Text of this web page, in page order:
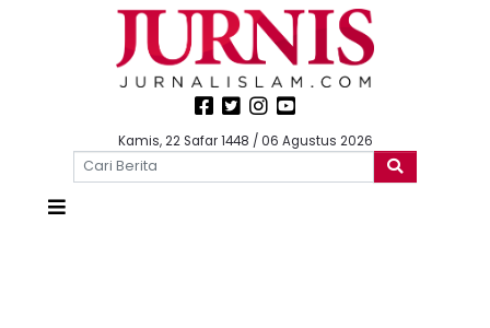
Kamis, 22 Safar 1448 / 06 Agustus 2026